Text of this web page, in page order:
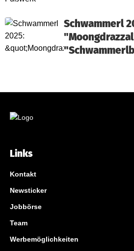
Schwammerl
Links
Kontakt
Newsticker
Jobbörse
Team
Werbemöglichkeiten